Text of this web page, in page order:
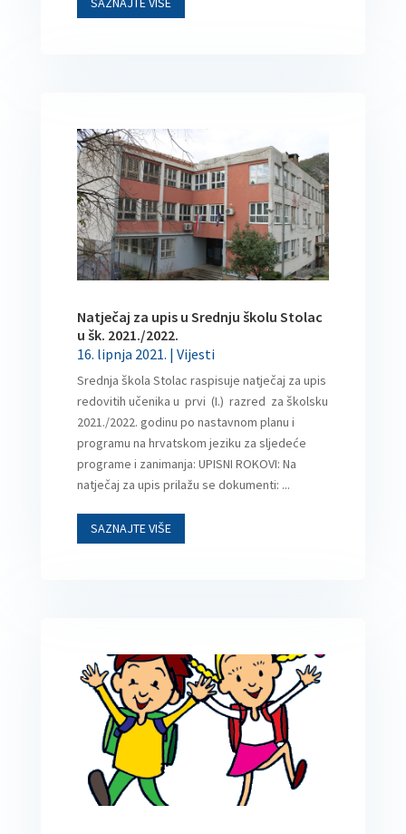
Natječaj za upis u Srednju školu Stolac
u šk. 2021./2022.
16. lipnja 2021. | Vijesti
Srednja škola Stolac raspisuje natječaj za upis
redovitih učenika u prvi (I.) razred za školsku
2021./2022. godinu po nastavnom planu i
programu na hrvatskom jeziku za sljedeće
programe i zanimanja: UPISNI ROKOVI: Na
natječaj za upis prilažu se dokumenti: ...
SAZNAJTE VIŠE